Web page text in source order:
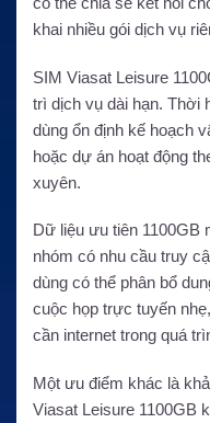
khai nhiều gói dịch vụ
SIM Viasat Leisure
trì dịch vụ dài hạn. Thời
dùng ổn định kế hoạch
hoặc dự án hoạt động
xuyên.
Dữ liệu ưu tiên 1100GB
nhóm có nhu cầu truy
dùng có thể phân bổ
cuộc họp trực tuyến
cần internet trong quá
Một ưu điểm khác là
Viasat Leisure 1100GB